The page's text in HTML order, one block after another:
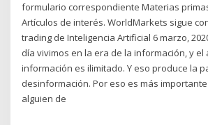
formulario correspondiente Materias
Artículos de interés. WorldMarkets sigue
trading de Inteligencia Artificial 6 marzo,
día vivimos en la era de la información, y el
información es ilimitado. Y eso produce la
desinformación. Por eso es más
alguien de